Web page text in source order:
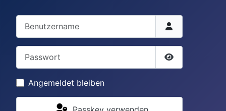
Benutzername
Passwort
Passwort
Angemeldet bleiben